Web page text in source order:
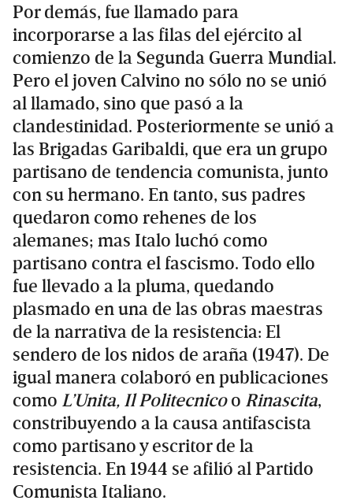
Por demás, fue llamado para
incorporarse a las filas del ejército al
comienzo de la Segunda Guerra Mundial.
Pero el joven Calvino no sólo no se unió
al llamado, sino que pasó a la
clandestinidad. Posteriormente se unió a
las Brigadas Garibaldi, que era un grupo
partisano de tendencia comunista, junto
con su hermano. En tanto, sus padres
quedaron como rehenes de los
alemanes; mas Italo luchó como
partisano contra el fascismo. Todo ello
fue llevado a la pluma, quedando
plasmado en una de las obras maestras
de la narrativa de la resistencia: El
sendero de los nidos de araña (1947). De
igual manera colaboró en publicaciones
como L’Unita, Il Politecnicoo Rinascita,
constribuyendo a la causa antifascista
como partisano y escritor de la
resistencia. En 1944 se afilió al Partido
Comunista Italiano.